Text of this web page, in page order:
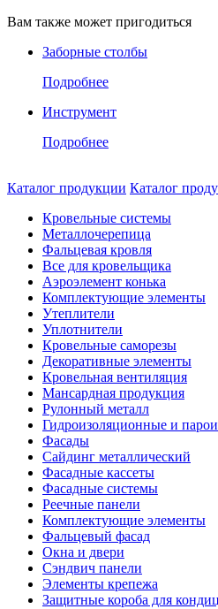
Вам также может пригодиться
Заборные столбы
Подробнее
Инструмент
Подробнее
Каталог продукции Каталог
Кровельные системы
Металлочерепица
Фальцевая кровля
Все для кровельщика
Аэроэлемент конька
Комплектующие элементы
Утеплители
Уплотнители
Кровельные саморезы
Декоративные элементы
Кровельная вентиляция
Мансардная продукция
Рулонный металл
Гидроизоляционные и
Фасады
Сайдинг металлический
Фасадные кассеты
Фасадные системы
Реечные панели
Комплектующие элементы
Фальцевый фасад
Окна и двери
Сэндвич панели
Элементы крепежа
Защитные короба для